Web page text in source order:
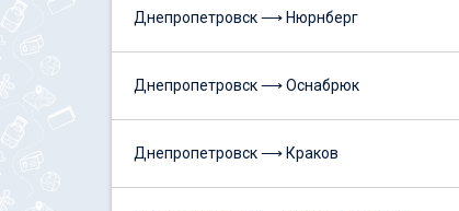
Днепропетровск ⟶ Нюрнберг
Днепропетровск ⟶ Оснабрюк
Днепропетровск ⟶ Краков